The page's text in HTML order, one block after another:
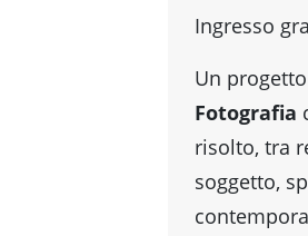
Ingresso
Un
Fotografia
risolto, tra
soggetto,